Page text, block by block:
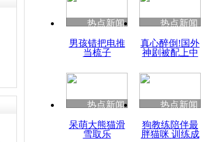
四川兴文苗乡上万人欢
度苗族花山节
清明祭英烈 哀思悼忠
西安市民从取款机里取
热点新闻
男孩错把电推
当梳子
热点新闻
真心醉倒!国外
神剧被配上中
热点新闻
呆萌大熊猫滑
雪取乐
热点新闻
狗教练陪伴最
胖猫咪 训练成